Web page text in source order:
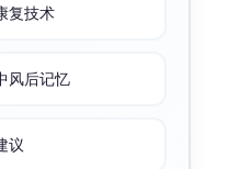
复技术
风后记忆
议